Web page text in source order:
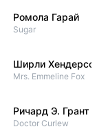
Ромола Гарай
Sugar
Ширли Хендерсон
Mrs. Emmeline Fox
Ричард Э. Грант
Doctor Curlew